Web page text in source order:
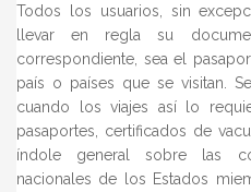
Todos los usuarios, sin
llevar en regla su
correspondiente, sea el
país o países que se visitan.
cuando los viajes así lo
pasaportes, certificados de
índole general sobre las
nacionales de los Estados